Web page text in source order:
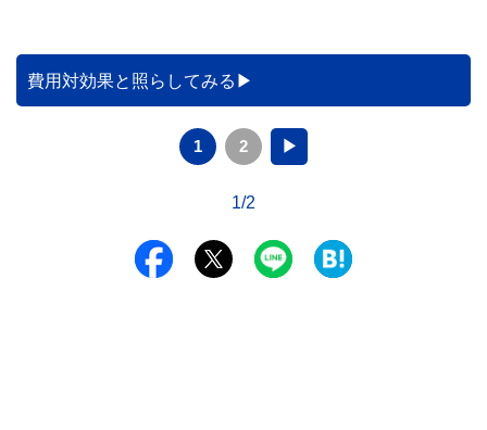
費用対効果と照らしてみる
1 2 ▶
1/2